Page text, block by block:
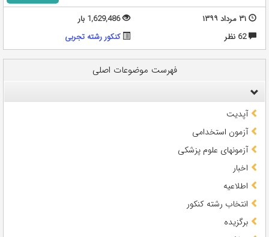
۳۱ مرداد ۱۳۹۹
1,629,486 بار
62 نظر
کنکور رشته تجربی
فهرست موضوعات اصلی
آپدیت
آزمون استخدامی
آزمونهای علوم پزشکی
اخبار
اطلاعیه
انتخاب رشته کنکور
برگزیده